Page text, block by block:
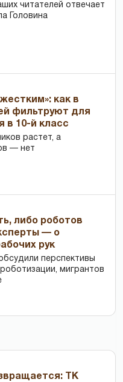
читателей отвечает
Головина
как в
фильтруют для
в 10-й класс
растет, а
— нет
либо роботов
— о
рук
перспективы
мигрантов
ТК